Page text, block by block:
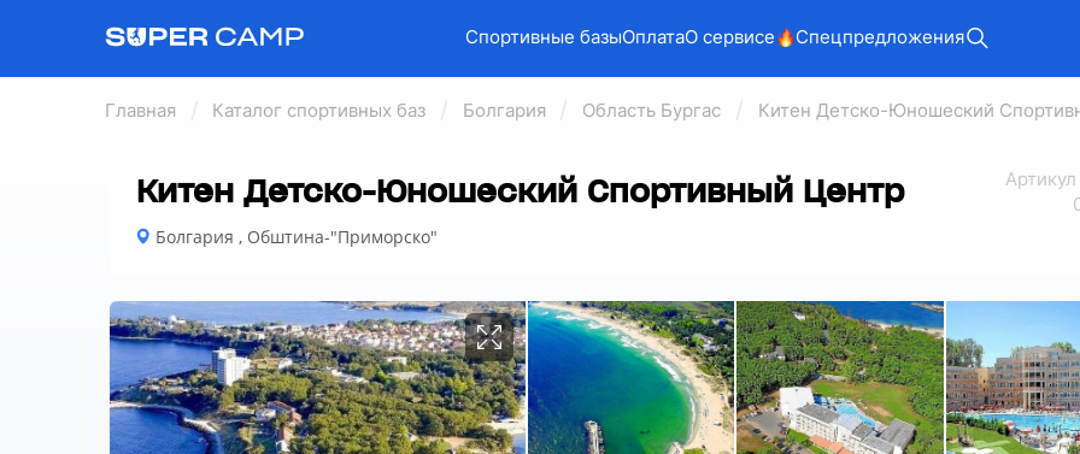
Спортивные базыОплатаО сервисе Спецпредложения
Главная Каталог спортивных баз Болгария Область Бургас Китен Детско-Юношеский
Арт
Китен Детско-Юношеский Спортивный Центр
Болгария , Обштина-"Приморско"